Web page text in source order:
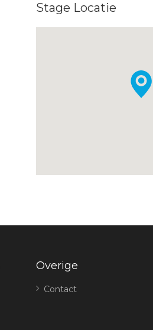
Stage Locatie
Overige
Contact